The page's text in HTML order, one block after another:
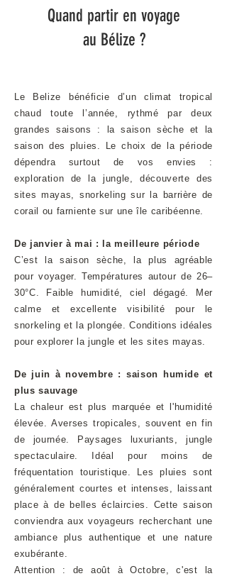
Quand partir en voyage
au Bélize ?
Le Belize bénéficie d’un climat tropical
chaud toute l’année, rythmé par deux
grandes saisons : la saison sèche et la
saison des pluies. Le choix de la période
dépendra surtout de vos envies :
exploration de la jungle, découverte des
sites mayas, snorkeling sur la barrière de
corail ou farniente sur une île caribéenne.
De janvier à mai : la meilleure période
C’est la saison sèche, la plus agréable
pour voyager. Températures autour de 26–
30°C. Faible humidité, ciel dégagé. Mer
calme et excellente visibilité pour le
snorkeling et la plongée. Conditions idéales
pour explorer la jungle et les sites mayas.
De juin à novembre : saison humide et
plus sauvage
La chaleur est plus marquée et l'humidité
élevée. Averses tropicales, souvent en fin
de journée. Paysages luxuriants, jungle
spectaculaire. Idéal pour moins de
fréquentation touristique. Les pluies sont
généralement courtes et intenses, laissant
place à de belles éclaircies. Cette saison
conviendra aux voyageurs recherchant une
ambiance plus authentique et une nature
exubérante.
Attention : de août à Octobre, c'est la